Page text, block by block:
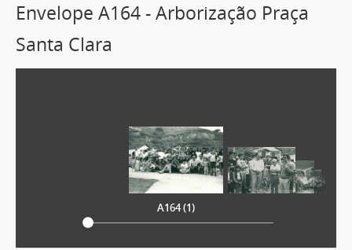
Envelope A164 - Arborização Praça
Santa Clara
A164 (1)